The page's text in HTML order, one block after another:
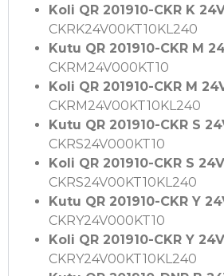
Koli QR 201910-CKR K
CKRK24V00KT10KL240
Kutu QR 201910-CKR M
CKRM24V000KT10
Koli QR 201910-CKR M
CKRM24V00KT10KL240
Kutu QR 201910-CKR S
CKRS24V000KT10
Koli QR 201910-CKR S 24V
CKRS24V00KT10KL240
Kutu QR 201910-CKR Y
CKRY24V000KT10
Koli QR 201910-CKR Y 24V
CKRY24V00KT10KL240